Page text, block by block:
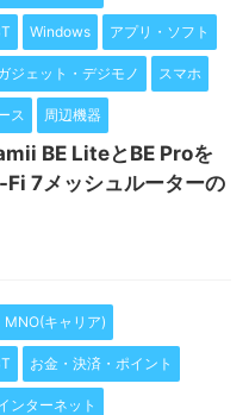
Windows アプリ・ソフト
ジェット・デジモノ スマホ
ス 周辺機器
BE LiteとBE Proを
7メッシュルーターの
MNO(キャリア)
お金・決済・ポイント
ンターネット